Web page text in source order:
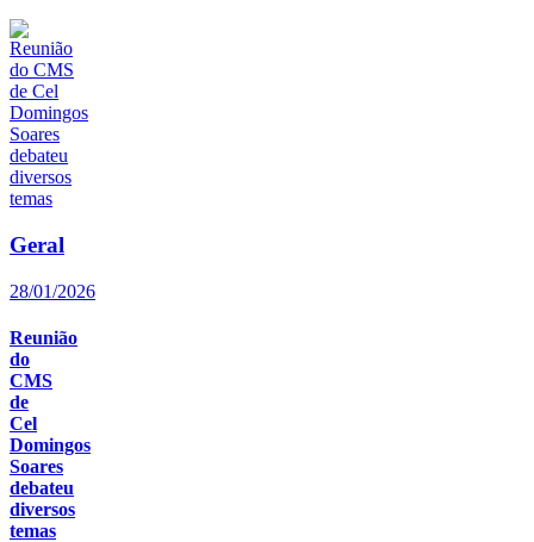
Geral
28/01/2026
Reunião
do
CMS
de
Cel
Domingos
Soares
debateu
diversos
temas